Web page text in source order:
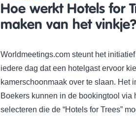
Hoe werkt Hotels for
maken van het vinkje?
Worldmeetings.com steunt het
iedere dag dat een hotelgast ervoor
kamerschoonmaak over te slaan. Het
Boekers kunnen in de bookingtool
selecteren die de “Hotels for Trees”